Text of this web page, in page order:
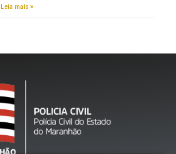
Leia mais »